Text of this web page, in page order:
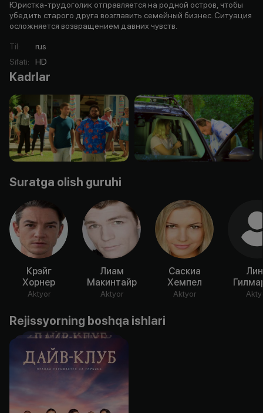
Юристка-трудоголик отправляется на родной остров, чтобы
убедить старого друга возглавить семейный бизнес. Ситуация
осложняется возвращением давних чувств.
Til:
rus
Sifati: HD
Kadrlar
Suratga olish guruhi
Крэйг
Хорнер
Aktyor
Лиам
Макинтайр
Aktyor
Саскиа
Хемпел
Aktyor
Rejissyorning boshqa ishlari